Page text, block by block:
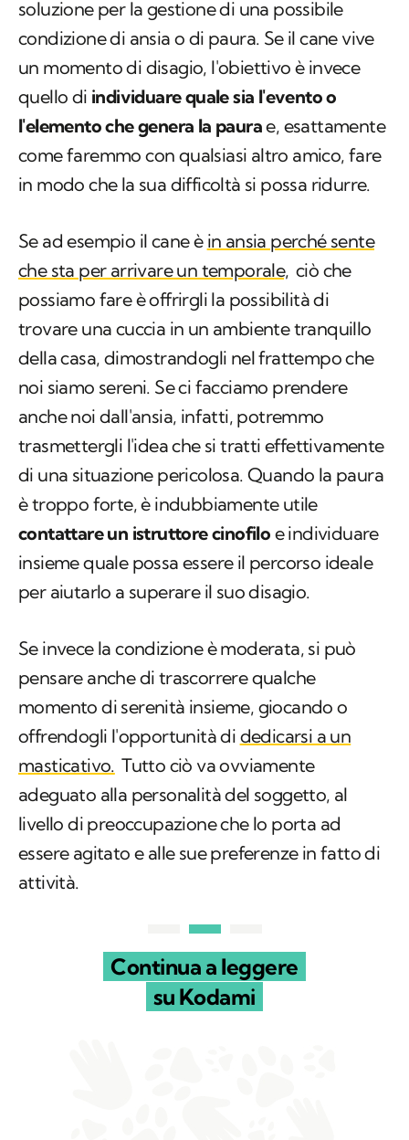
soluzione per la gestione di una possibile
condizione di ansia o di paura. Se il cane vive
un momento di disagio, l'obiettivo è invece
quello di individuare quale sia l'evento o
l'elemento che genera la paurae, esattamente
come faremmo con qualsiasi altro amico, fare
in modo che la sua difficoltà si possa ridurre.
Se ad esempio il cane è in ansia perché sente
che sta per arrivare un temporale, ciò che
possiamo fare è offrirgli la possibilità di
trovare una cuccia in un ambiente tranquillo
della casa, dimostrandogli nel frattempo che
noi siamo sereni. Se ci facciamo prendere
anche noi dall'ansia, infatti, potremmo
trasmettergli l'idea che si tratti effettivamente
di una situazione pericolosa. Quando la paura
è troppo forte, è indubbiamente utile
contattare un istruttore cinofilo e individuare
insieme quale possa essere il percorso ideale
per aiutarlo a superare il suo disagio.
Se invece la condizione è moderata, si può
pensare anche di trascorrere qualche
momento di serenità insieme, giocando o
offrendogli l'opportunità di dedicarsi a un
masticativo. Tutto ciò va ovviamente
adeguato alla personalità del soggetto, al
livello di preoccupazione che lo porta ad
essere agitato e alle sue preferenze in fatto di
attività.
Continua a leggere
su Kodami